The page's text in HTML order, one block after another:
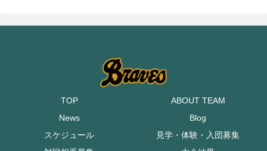
TOP
ABOUT TEAM
News
Blog
スケジュール
見学・体験・入団募集